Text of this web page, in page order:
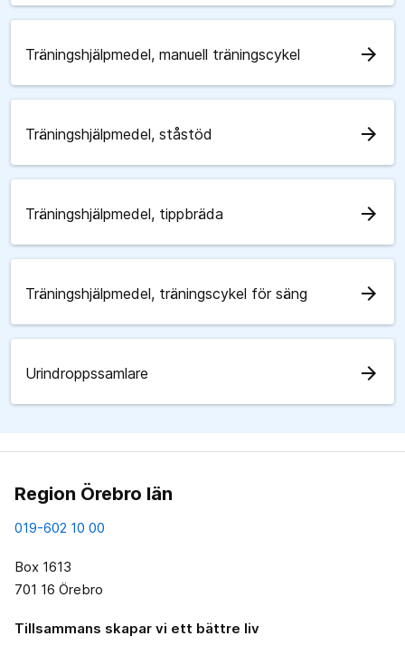
Träningshjälpmedel, manuell träningscykel arrow_forward
Träningshjälpmedel, ståstöd arrow_forward
Träningshjälpmedel, tippbräda arrow_forward
Träningshjälpmedel, träningscykel för säng arrow_forward
Urindroppssamlare arrow_forward
Region Örebro län
019-602 10 00
Box 1613
701 16 Örebro
Tillsammans skapar vi ett bättre liv